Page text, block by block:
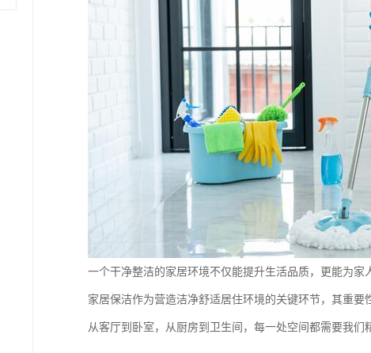
一个干净整洁的家居环境不仅能提升生活品质，更能为家
家居保洁作为营造洁净舒适居住环境的关键环节，其重要
从客厅到卧室，从厨房到卫生间，每一处空间都需要我们